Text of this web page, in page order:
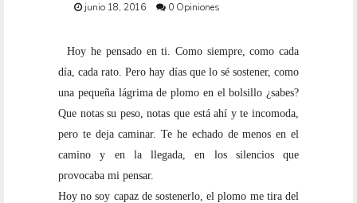
junio 18, 2016 0 Opiniones
  Hoy he pensado en ti. Como siempre, como cada
día, cada rato. Pero hay días que lo sé sostener, como
una pequeña lágrima de plomo en el bolsillo ¿sabes?
Que notas su peso, notas que está ahí y te incomoda,
pero te deja caminar. Te he echado de menos en el
camino y en la llegada, en los silencios que
provocaba mi pensar.
Hoy no soy capaz de sostenerlo, el plomo me tira del